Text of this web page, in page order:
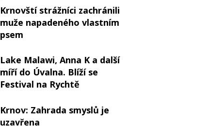
Krnovští strážníci zachránili
muže napadeného vlastním
psem
Lake Malawi, Anna K a další
míří do Úvalna. Blíží se
Festival na Rychtě
Krnov: Zahrada smyslů je
uzavřena